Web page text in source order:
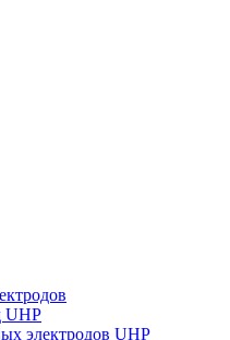
UHP
электродов UHP